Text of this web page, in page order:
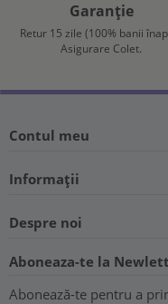
Garanție
Retur 15 zile (100% banii
Asigurare Colet.
Contul meu
Informații
Despre noi
Aboneaza-te la
Abonează-te pentru a